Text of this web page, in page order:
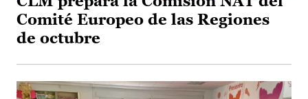
Comité Europeo de las Regiones
de octubre